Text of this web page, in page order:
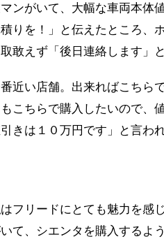
ンがいて、大幅な車両本体
りを！」と伝えたところ、
敢えず「後日連絡します」
近い店舗。出来ればこち
こちらで購入したいので、
きは１０万円です」と言わ
フリードにとても魅力を感
て、シエンタを購入するよ